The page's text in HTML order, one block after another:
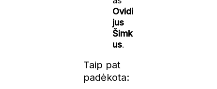
Ovidi
jus
Šimk
us.
Taip pat
padėkota: